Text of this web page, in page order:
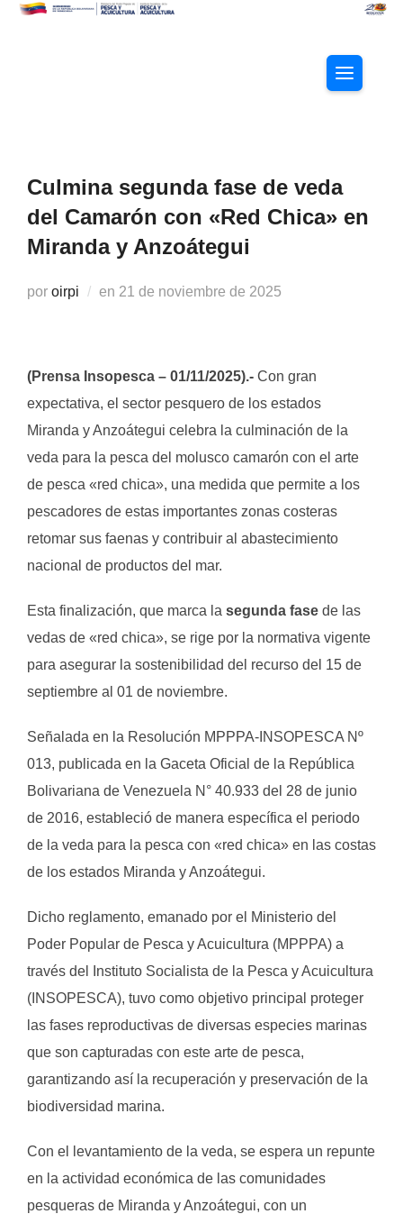
Saltar
Culmina segunda fase de veda
del Camarón con «Red Chica» en
Miranda y Anzoátegui
por oirpi en Publicado
21 de noviembre de 2025
(Prensa Insopesca – 01/11/2025).- Con gran
expectativa, el sector pesquero de los estados
Miranda y Anzoátegui celebra la culminación de la
veda para la pesca del molusco camarón con el arte
de pesca «red chica», una medida que permite a los
pescadores de estas importantes zonas costeras
retomar sus faenas y contribuir al abastecimiento
nacional de productos del mar.
Esta finalización, que marca la segunda fase de las
vedas de «red chica», se rige por la normativa vigente
para asegurar la sostenibilidad del recurso del 15 de
septiembre al 01 de noviembre.
Señalada en la Resolución MPPPA-INSOPESCA Nº
013, publicada en la Gaceta Oficial de la República
Bolivariana de Venezuela N° 40.933 del 28 de junio
de 2016, estableció de manera específica el periodo
de la veda para la pesca con «red chica» en las costas
de los estados Miranda y Anzoátegui.
Dicho reglamento, emanado por el Ministerio del
Poder Popular de Pesca y Acuicultura (MPPPA) a
través del Instituto Socialista de la Pesca y Acuicultura
(INSOPESCA), tuvo como objetivo principal proteger
las fases reproductivas de diversas especies marinas
que son capturadas con este arte de pesca,
garantizando así la recuperación y preservación de la
biodiversidad marina.
Con el levantamiento de la veda, se espera un repunte
en la actividad económica de las comunidades
pesqueras de Miranda y Anzoátegui, con un